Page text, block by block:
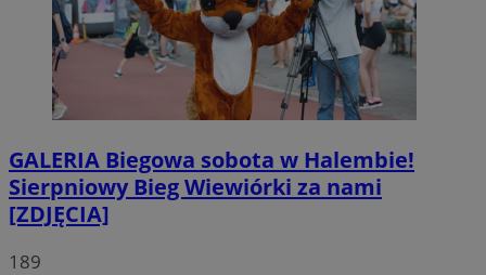
GALERIA Biegowa sobota w Halembie!
Sierpniowy Bieg Wiewiórki za nami
[ZDJĘCIA]
189